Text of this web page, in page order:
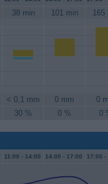
38 min 101 min 165
< 0,1 mm 0 mm
0
30 % 0 % 0
11:00 - 14:00 14:00 - 17:00 17:00 -